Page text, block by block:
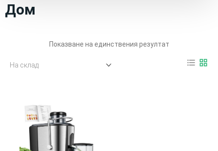
Дом
Показване на единствения резултат
format_list_bulleted grid_view